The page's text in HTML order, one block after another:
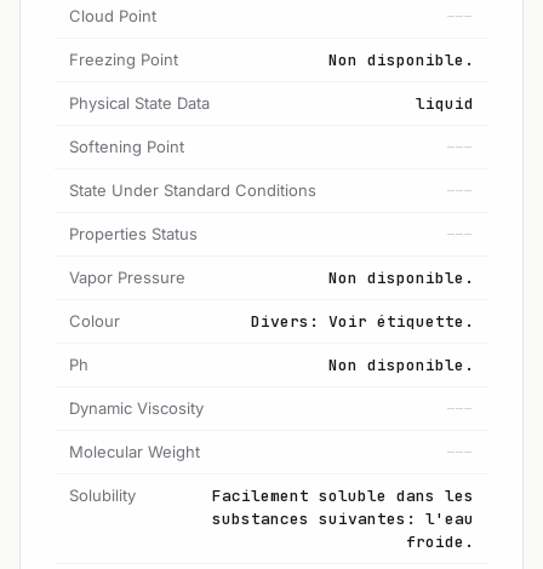
Cloud Point ---
Freezing Point Non disponible.
Physical State Data liquid
Softening Point ---
State Under Standard Conditions ---
Properties Status ---
Vapor Pressure Non disponible.
Colour Divers: Voir étiquette.
Ph Non disponible.
Dynamic Viscosity ---
Molecular Weight ---
Solubility
Facilement soluble dans les
substances suivantes: l'eau
froide.